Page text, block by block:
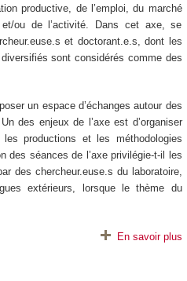
productive, de l’emploi, du marché
ou de l’activité. Dans cet axe, se
et doctorant.e.s, dont les
sont considérés comme des
un espace d’échanges autour des
des enjeux de l’axe est d’organiser
productions et les méthodologies
des séances de l’axe privilégie-t-il les
des chercheur.euse.s du laboratoire,
extérieurs, lorsque le thème du
En savoir plus